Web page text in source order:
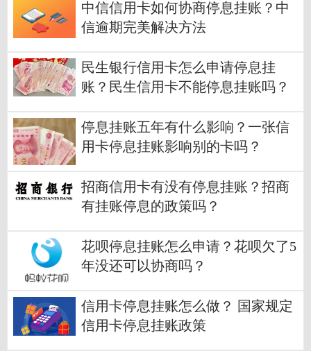
中信信用卡如何协商停息挂账？中
信逾期完美解决方法
民生银行信用卡怎么申请停息挂
账？民生信用卡不能停息挂账吗？
停息挂账五年有什么影响？一张信
用卡停息挂账影响别的卡吗？
招商信用卡有没有停息挂账？招商
有挂账停息的政策吗？
花呗停息挂账怎么申请？花呗欠了5
年没还可以协商吗？
信用卡停息挂账怎么做？ 国家规定
信用卡停息挂账政策